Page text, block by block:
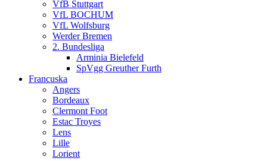
VfB Stuttgart
VfL BOCHUM
VfL Wolfsburg
Werder Bremen
2. Bundesliga
Arminia Bielefeld
SpVgg Greuther Furth
Francuska
Angers
Bordeaux
Clermont Foot
Estac Troyes
Lens
Lille
Lorient